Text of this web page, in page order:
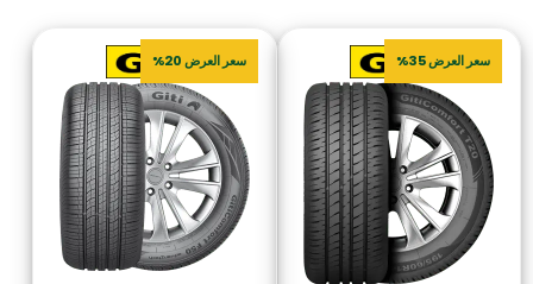
سعر العرض 35% سعر العرض 20%